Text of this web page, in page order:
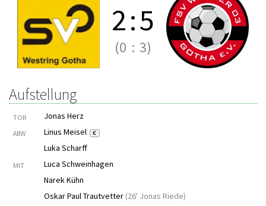
2:5
(0 : 3)
Aufstellung
TOR Jonas Herz
ABW Linus Meisel C
Luka Scharff
MIT
Luca Schweinhagen
Narek Kühn
Oskar Paul Trautvetter (26' Jonas Riede)